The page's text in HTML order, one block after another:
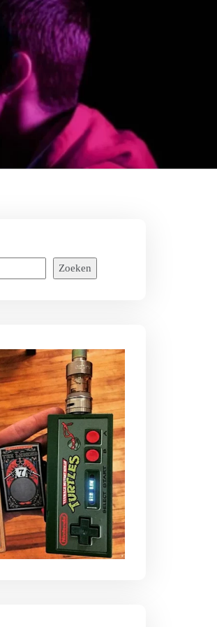
Zoeken